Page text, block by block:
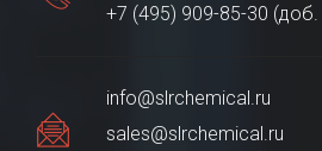
+7 (495) 909-85-30
info@slrchemical.ru
sales@slrchemical.ru